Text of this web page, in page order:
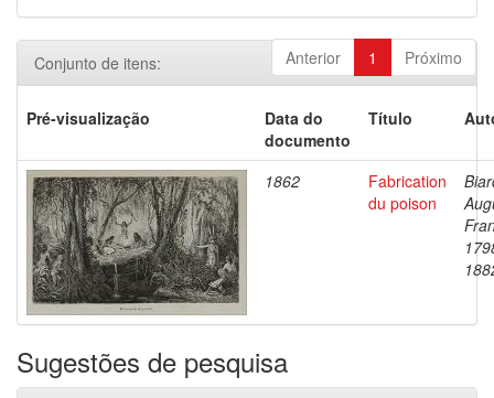
Anterior 1 Próximo
Conjunto de itens:
Pré-visualização
Data do
documento
Título
1862
Fabrication
du poison
Sugestões de pesquisa